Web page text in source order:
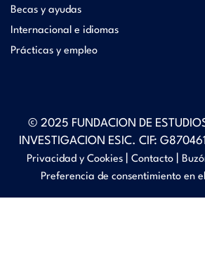
Becas y ayudas
Internacional e idiomas
Prácticas y empleo
© 2025 FUNDACION DE
INVESTIGACION ESIC. CIF:
Privacidad y Cookies
Contacto
Preferencia de consentimiento en